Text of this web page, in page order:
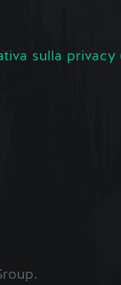
sulla privacy